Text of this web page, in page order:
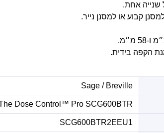
שנייה אחת.
קבוע או למסנן נייר.
Sage / Breville
Dose Control™ Pro SCG600BTR
SCG600BTR2EEU1